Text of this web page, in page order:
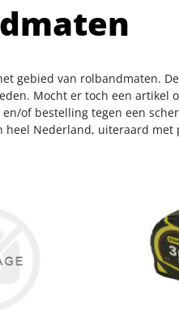
gebied van rolbandmaten.
Mocht er toch een
of bestelling tegen een
heel Nederland, uiteraard